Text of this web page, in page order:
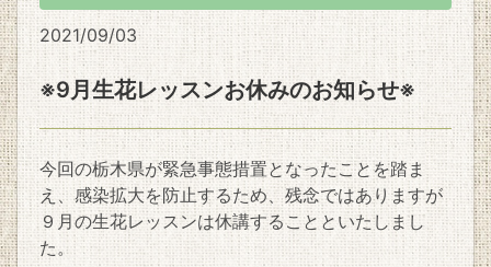
2021/09/03
※9月生花レッスンお休みのお知らせ※
今回の栃木県が緊急事態措置となったことを踏ま
え、感染拡大を防止するため、残念ではありますが
９月の生花レッスンは休講することといたしまし
た。